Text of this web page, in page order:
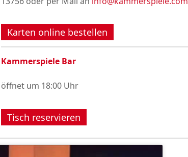
Karten online bestellen
Kammerspiele Bar
öffnet um 18:00 Uhr
Tisch reservieren